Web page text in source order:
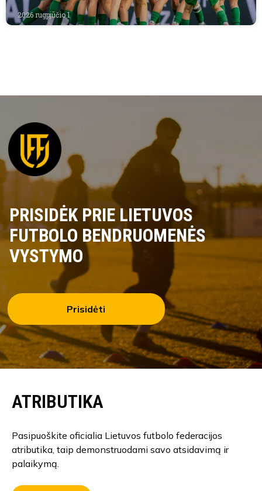
2026 rugpjūčio 1
PRISIDĖK PRIE LIETUVOS
FUTBOLO BENDRUOMENĖS
VYSTYMO
Prisidėti
ATRIBUTIKA
Pasipuoškite oficialia Lietuvos futbolo federacijos
atributika, taip demonstruodami savo atsidavimą ir
palaikymą.